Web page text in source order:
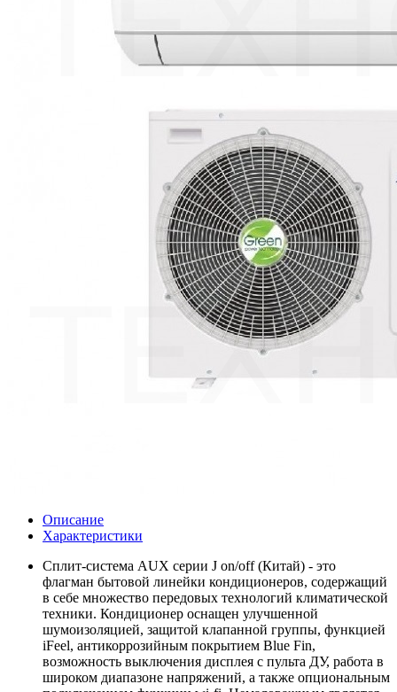
Описание
Характеристики
Сплит-система AUX серии J on/off (Китай) - это
флагман бытовой линейки кондиционеров, содержащий
в себе множество передовых технологий климатической
техники. Кондиционер оснащен улучшенной
шумоизоляцией, защитой клапанной группы, функцией
iFeel, антикоррозийным покрытием Blue Fin,
возможность выключения дисплея с пульта ДУ, работа в
широком диапазоне напряжений, а также опциональным